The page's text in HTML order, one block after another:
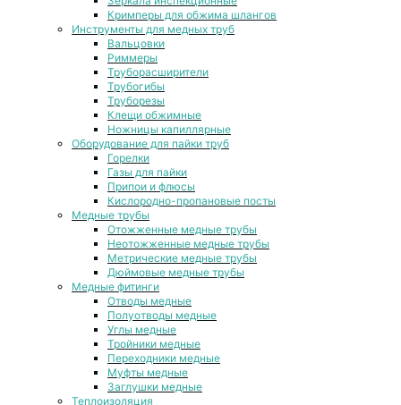
Кримперы для обжима шлангов
Инструменты для медных труб
Вальцовки
Риммеры
Труборасширители
Трубогибы
Труборезы
Клещи обжимные
Ножницы капиллярные
Оборудование для пайки труб
Горелки
Газы для пайки
Припои и флюсы
Кислородно-пропановые посты
Медные трубы
Отожженные медные трубы
Неотожженные медные трубы
Метрические медные трубы
Дюймовые медные трубы
Медные фитинги
Отводы медные
Полуотводы медные
Углы медные
Тройники медные
Переходники медные
Муфты медные
Заглушки медные
Теплоизоляция